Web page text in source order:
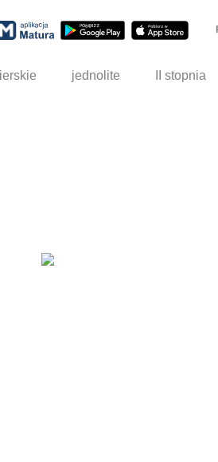
jednolite II stopnia